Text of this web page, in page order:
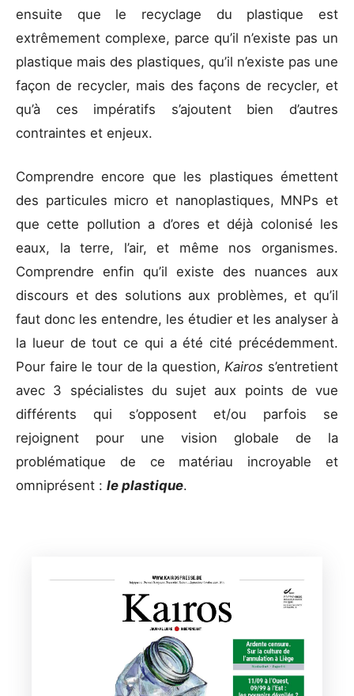
ensuite que le recyclage du plastique est
extrêmement complexe, parce qu’il n’existe pas un
plastique mais des plastiques, qu’il n’existe pas une
façon de recycler, mais des façons de recycler, et
qu’à ces impératifs s’ajoutent bien d’autres
contraintes et enjeux.
Comprendre encore que les plastiques émettent
des particules micro et nanoplastiques, MNPs et
que cette pollution a d’ores et déjà colonisé les
eaux, la terre, l’air, et même nos organismes.
Comprendre enfin qu’il existe des nuances aux
discours et des solutions aux problèmes, et qu’il
faut donc les entendre, les étudier et les analyser à
la lueur de tout ce qui a été cité précédemment.
Pour faire le tour de la question, Kairos s’entretient
avec 3 spécialistes du sujet aux points de vue
différents qui s’opposent et/ou parfois se
rejoignent pour une vision globale de la
problématique de ce matériau incroyable et
omniprésent : le plastique.